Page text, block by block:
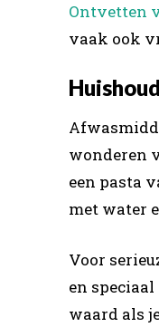
Ontvetten
vaak ook
wonderen
een pasta
met water
Voor
en
waard als